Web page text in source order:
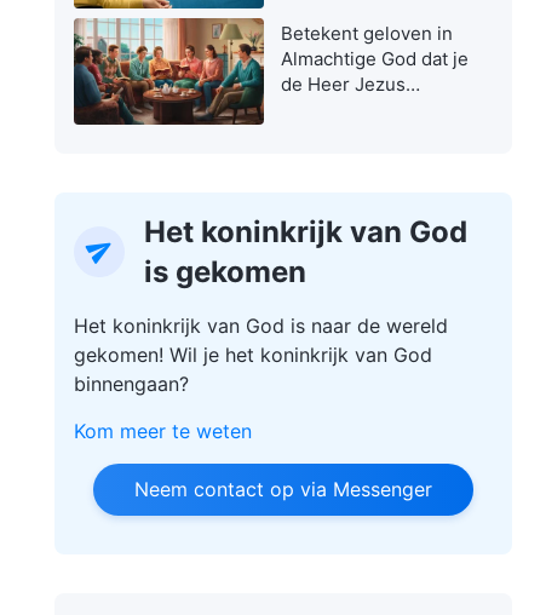
Betekent geloven in
Almachtige God dat je
de Heer Jezus
Het koninkrijk van God
is gekomen
Het koninkrijk van God is naar de wereld
gekomen! Wil je het koninkrijk van God
binnengaan?
Kom meer te weten
Neem contact op via Messenger